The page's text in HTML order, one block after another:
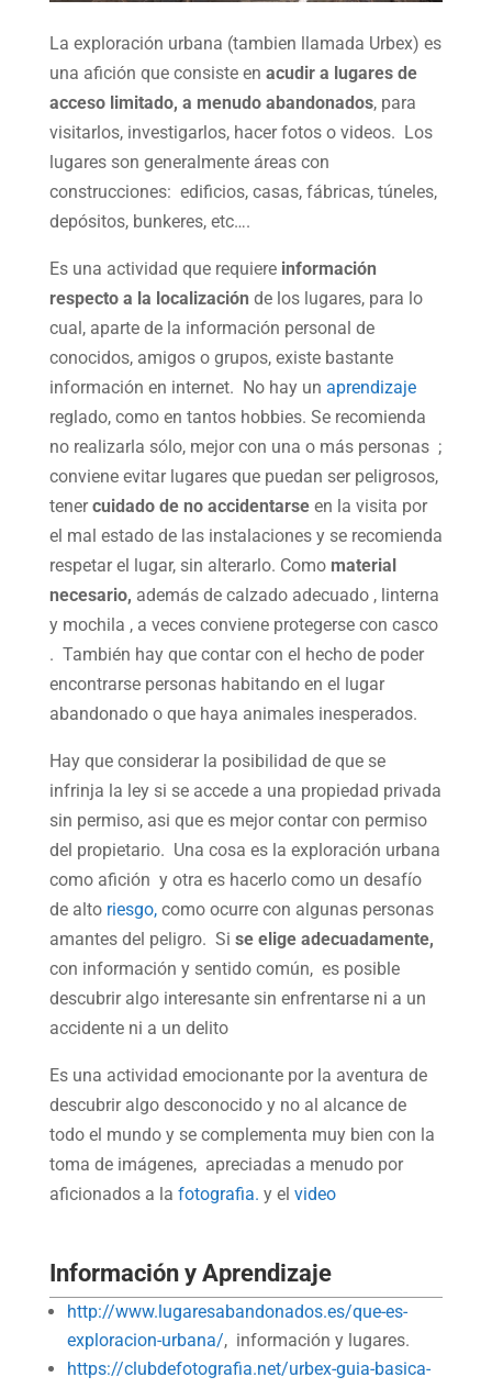
La exploración urbana (tambien llamada Urbex) es
una afición que consiste en acudir a lugares de
acceso limitado, a menudo abandonados, para
visitarlos, investigarlos, hacer fotos o videos. Los
lugares son generalmente áreas con
construcciones: edificios, casas, fábricas, túneles,
depósitos, bunkeres, etc….
Es una actividad que requiere información
respecto a la localización de los lugares, para lo
cual, aparte de la información personal de
conocidos, amigos o grupos, existe bastante
información en internet. No hay un aprendizaje
reglado, como en tantos hobbies. Se recomienda
no realizarla sólo, mejor con una o más personas ;
conviene evitar lugares que puedan ser peligrosos,
tenercuidado de no accidentarseen la visita por
el mal estado de las instalaciones y se recomienda
respetar el lugar, sin alterarlo. Como material
necesario, además de calzado adecuado , linterna
y mochila , a veces conviene protegerse con casco
. También hay que contar con el hecho de poder
encontrarse personas habitando en el lugar
abandonado o que haya animales inesperados.
Hay que considerar la posibilidad de que se
infrinja la ley si se accede a una propiedad privada
sin permiso, asi que es mejor contar con permiso
del propietario. Una cosa es la exploración urbana
como afición y otra es hacerlo como un desafío
de altoriesgo,como ocurre con algunas personas
amantes del peligro. Si se elige adecuadamente,
con información y sentido común, es posible
descubrir algo interesante sin enfrentarse ni a un
accidente ni a un delito
Es una actividad emocionante por la aventura de
descubrir algo desconocido y no al alcance de
todo el mundo y se complementa muy bien con la
toma de imágenes, apreciadas a menudo por
aficionados a la fotografia. y el video
Información y Aprendizaje
http://www.lugaresabandonados.es/que-es-
exploracion-urbana/, información y lugares.
https://clubdefotografia.net/urbex-guia-basica-